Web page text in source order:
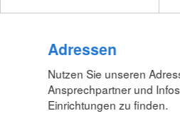
Adressen
Nutzen Sie unseren
Ansprechpartner und
Einrichtungen zu finden.